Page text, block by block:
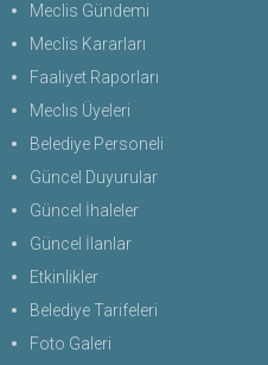
Meclis Gündemi
Meclis Kararları
Faaliyet Raporları
Meclis Üyeleri
Belediye Personeli
Güncel Duyurular
Güncel İhaleler
Güncel İlanlar
Etkinlikler
Belediye Tarifeleri
Foto Galeri